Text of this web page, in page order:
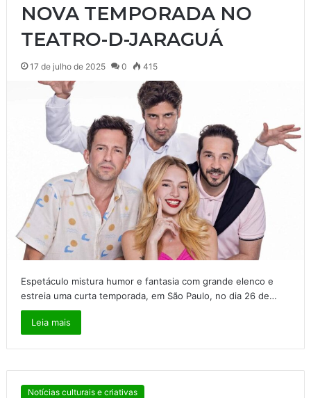
NOVA TEMPORADA NO
TEATRO-D-JARAGUÁ
17 de julho de 2025 0 415
Espetáculo mistura humor e fantasia com grande elenco e
estreia uma curta temporada, em São Paulo, no dia 26 de…
Leia mais
Notícias culturais e criativas